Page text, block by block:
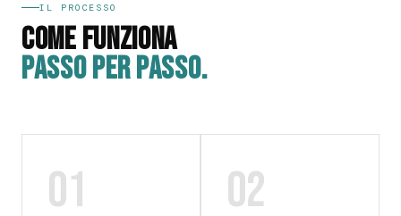
IL PROCESSO
COME FUNZIONA
PASSO PER PASSO.
01 02